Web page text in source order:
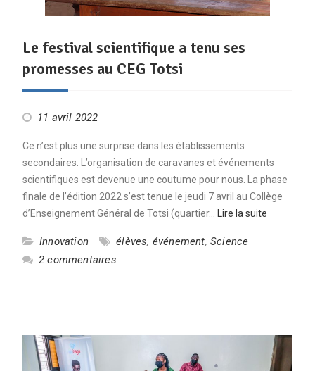
Le festival scientifique a tenu ses
promesses au CEG Totsi
11 avril 2022
Ce n’est plus une surprise dans les établissements
secondaires. L’organisation de caravanes et événements
scientifiques est devenue une coutume pour nous. La phase
finale de l’édition 2022 s’est tenue le jeudi 7 avril au Collège
d’Enseignement Général de Totsi (quartier…
Lire la suite
Innovation élèves, événement, Science
2 commentaires